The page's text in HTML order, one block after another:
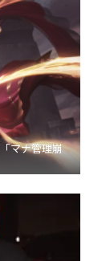
マナ管理崩